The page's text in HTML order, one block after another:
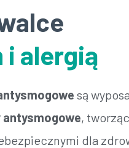
i alergią
są
,
dla